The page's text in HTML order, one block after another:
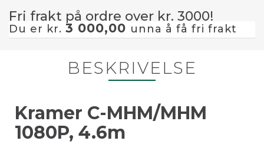
Fri frakt på ordre over kr. 3000!
Du er kr. 3 000,00 unna å få fri frakt
BESKRIVELSE
Kramer C-MHM/MHM
1080P, 4.6m